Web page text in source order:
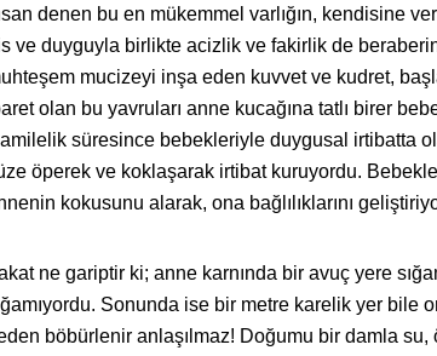
denen bu en mükemmel varlığın, kendisine
ve duyguyla birlikte acizlik ve fakirlik de
mucizeyi inşa eden kuvvet ve kudret,
olan bu yavruları anne kucağına tatlı birer
süresince bebekleriyle duygusal irtibatta
öperek ve koklaşarak irtibat kuruyordu.
kokusunu alarak, ona bağlılıklarını
ne gariptir ki; anne karnında bir avuç yere
Sonunda ise bir metre karelik yer bile
böbürlenir anlaşılmaz! Doğumu bir damla su,